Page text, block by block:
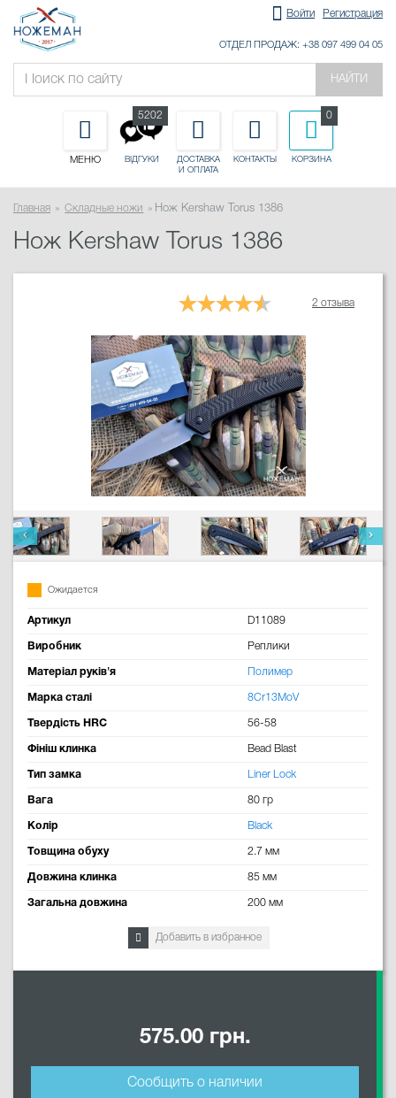
Войти Регистрация
ОТДЕЛ ПРОДАЖ: +38 097 499 04 05
НАЙТИ
МЕНЮ ВІДГУКИ
5202
ДОСТАВКА
И ОПЛАТА
КОНТАКТЫ КОРЗИНА
0
Главная Складные ножи Нож Kershaw Torus 1386
Нож Kershaw Torus 1386
2 отзыва
Ожидается
Артикул D11089
Виробник Реплики
Матеріал руків'я Полимер
Марка сталі 8Cr13MoV
Твердість HRC 56-58
Фініш клинка Bead Blast
Тип замка Liner Lock
Вага 80 гр
Колір Black
Товщина обуху 2.7 мм
Довжина клинка 85 мм
Загальна довжина 200 мм
Добавить в избранное
575.00 грн.
Сообщить о наличии